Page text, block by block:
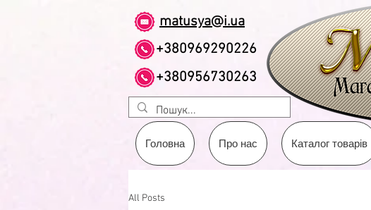
matusya@i.ua
+380969290226
+380956730263
Головна Про нас Каталог товарів
All Posts